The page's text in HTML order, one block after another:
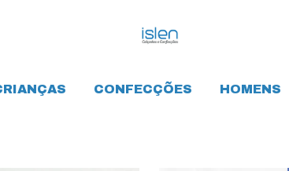
CONFECÇÕES HOMENS